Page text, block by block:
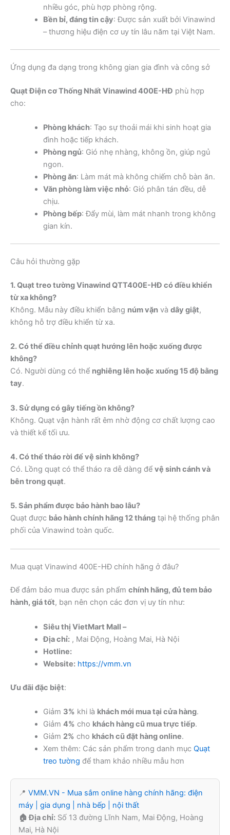
nhiều góc, phù hợp phòng rộng.
Bền bỉ, đáng tin cậy: Được sản xuất bởi Vinawind
– thương hiệu điện cơ uy tín lâu năm tại Việt Nam.
Ứng dụng đa dạng trong không gian gia đình và công sở
Quạt Điện cơ Thống Nhất Vinawind 400E-HĐ phù hợp
cho:
Phòng khách: Tạo sự thoải mái khi sinh hoạt gia
đình hoặc tiếp khách.
Phòng ngủ: Gió nhẹ nhàng, không ồn, giúp ngủ
ngon.
Phòng ăn: Làm mát mà không chiếm chỗ bàn ăn.
Văn phòng làm việc nhỏ: Gió phân tán đều, dễ
chịu.
Phòng bếp: Đẩy mùi, làm mát nhanh trong không
gian kín.
Câu hỏi thường gặp
1. Quạt treo tường Vinawind QTT400E-HĐ có điều khiển
từ xa không?
Không. Mẫu này điều khiển bằng núm vặn và dây giật,
không hỗ trợ điều khiển từ xa.
2. Có thể điều chỉnh quạt hướng lên hoặc xuống được
không?
Có. Người dùng có thể nghiêng lên hoặc xuống 15 độ bằng
tay.
3. Sử dụng có gây tiếng ồn không?
Không. Quạt vận hành rất êm nhờ động cơ chất lượng cao
và thiết kế tối ưu.
4. Có thể tháo rời để vệ sinh không?
Có. Lồng quạt có thể tháo ra dễ dàng để vệ sinh cánh và
bên trong quạt.
5. Sản phẩm được bảo hành bao lâu?
Quạt được bảo hành chính hãng 12 tháng tại hệ thống phân
phối của Vinawind toàn quốc.
Mua quạt Vinawind 400E-HĐ chính hãng ở đâu?
Để đảm bảo mua được sản phẩm chính hãng, đủ tem bảo
hành, giá tốt, bạn nên chọn các đơn vị uy tín như:
Siêu thị VietMart Mall –
Địa chỉ:, Mai Động, Hoàng Mai, Hà Nội
Hotline:
Website: https://vmm.vn
Ưu đãi đặc biệt:
Giảm 3% khi là khách mới mua tại cửa hàng.
Giảm 4% cho khách hàng cũ mua trực tiếp.
Giảm 2% cho khách cũ đặt hàng online.
Xem thêm: Các sản phẩm trong danh mục Quạt
treo tường để tham khảo nhiều mẫu hơn
📍 VMM.VN - Mua sắm online hàng chính hãng: điện
máy | gia dụng | nhà bếp | nội thất
🏠 Địa chỉ: Số 13 đường Lĩnh Nam, Mai Động, Hoàng
Mai, Hà Nội